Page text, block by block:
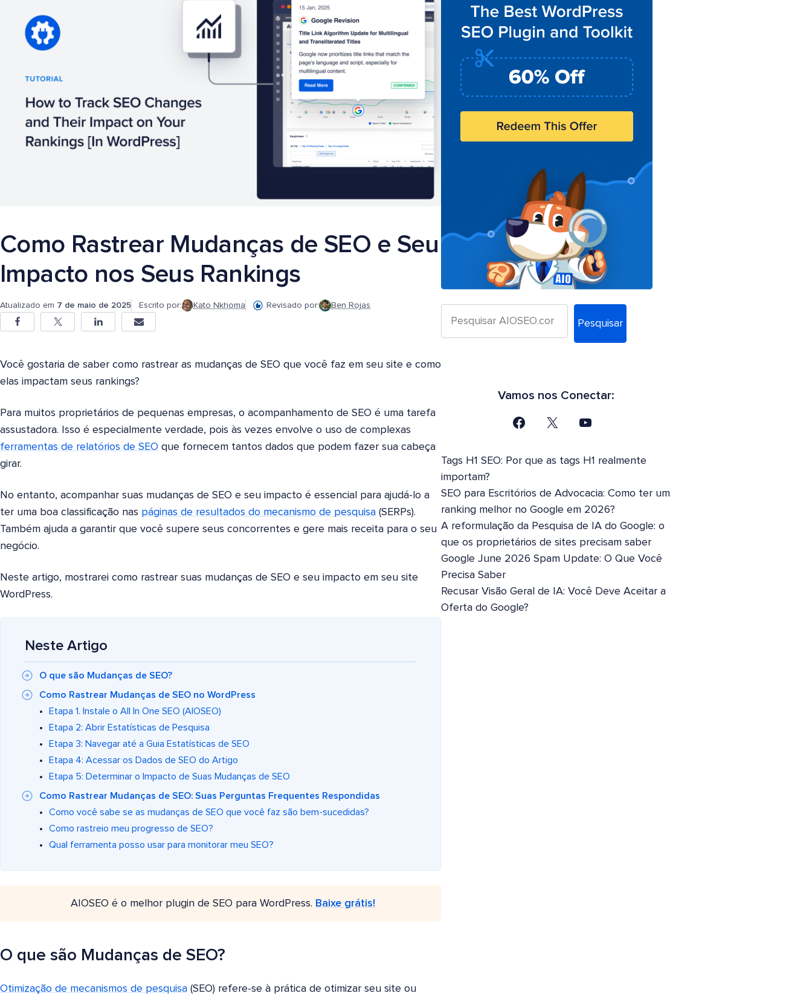
Como Rastrear Mudanças de SEO e Seu
Impacto nos Seus Rankings
Atualizado em 7 de maio de 2025 Escrito por: Kato Nkhoma Revisado por: Ben Rojas
Você gostaria de saber como rastrear as mudanças de SEO que você faz em seu site e como
elas impactam seus rankings?
Para muitos proprietários de pequenas empresas, o acompanhamento de SEO é uma tarefa
assustadora. Isso é especialmente verdade, pois às vezes envolve o uso de complexas
ferramentas de relatórios de SEO que fornecem tantos dados que podem fazer sua cabeça
girar.
No entanto, acompanhar suas mudanças de SEO e seu impacto é essencial para ajudá-lo a
ter uma boa classificação nas páginas de resultados do mecanismo de pesquisa (SERPs).
Também ajuda a garantir que você supere seus concorrentes e gere mais receita para o seu
negócio.
Neste artigo, mostrarei como rastrear suas mudanças de SEO e seu impacto em seu site
WordPress.
Neste Artigo
O que são Mudanças de SEO?
Como Rastrear Mudanças de SEO no WordPress
Etapa 1. Instale o All In One SEO (AIOSEO)
Etapa 2: Abrir Estatísticas de Pesquisa
Etapa 3: Navegar até a Guia Estatísticas de SEO
Etapa 4: Acessar os Dados de SEO do Artigo
Etapa 5: Determinar o Impacto de Suas Mudanças de SEO
Como Rastrear Mudanças de SEO: Suas Perguntas Frequentes Respondidas
Como você sabe se as mudanças de SEO que você faz são bem-sucedidas?
Como rastreio meu progresso de SEO?
Qual ferramenta posso usar para monitorar meu SEO?
AIOSEO é o melhor plugin de SEO para WordPress. Baixe grátis!
O que são Mudanças de SEO?
Otimização de mecanismos de pesquisa (SEO) refere-se à prática de otimizar seu site ou
Pesquisar
Vamos nos Conectar:
Tags H1 SEO: Por que as tags H1 realmente
importam?
SEO para Escritórios de Advocacia: Como ter um
ranking melhor no Google em 2026?
A reformulação da Pesquisa de IA do Google: o
que os proprietários de sites precisam saber
Google June 2026 Spam Update: O Que Você
Precisa Saber
Recusar Visão Geral de IA: Você Deve Aceitar a
Oferta do Google?